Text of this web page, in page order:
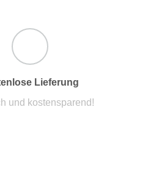
Lieferung
und kostensparend!